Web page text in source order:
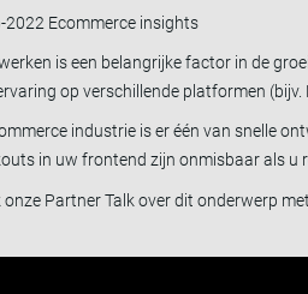
2022 Ecommerce insights
is een belangrijke factor in de
op verschillende platformen
industrie is er één van snelle
in uw frontend zijn onmisbaar als u
onze Partner Talk over dit onderwerp